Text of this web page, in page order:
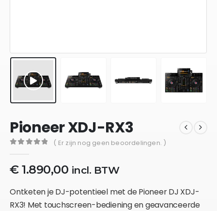
Pioneer XDJ-RX3
( Er zijn nog geen beoordelingen. )
€1.890,00 incl. BTW
Ontketen je DJ-potentieel met de Pioneer DJ XDJ-
RX3! Met touchscreen-bediening en geavanceerde